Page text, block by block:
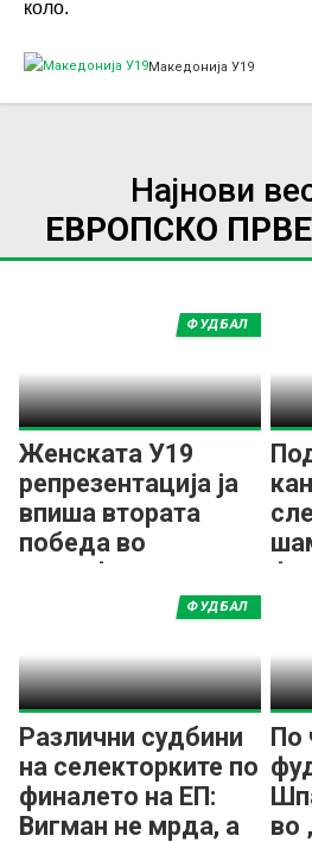
коло.
Македонија У19
Најнови
ЕВРОПСКО
Женската У19
репрезентација ја
впиша втората
победа во
квалификациите за
ФУДБАЛ
Различни судбини
на селекторките по
финалето на ЕП:
Вигман не мрда, а
ФУДБАЛ
По
во